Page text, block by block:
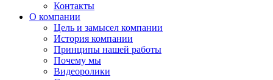
Контакты
О компании
Цель и замысел компании
История компании
Принципы нашей работы
Почему мы
Видеоролики